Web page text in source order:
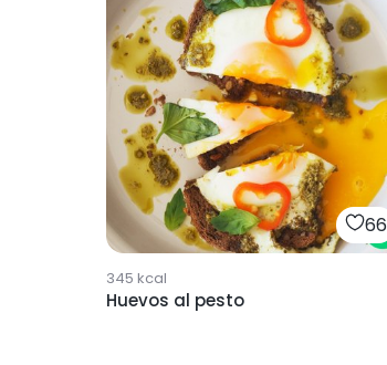
66
345 kcal
Huevos al pesto